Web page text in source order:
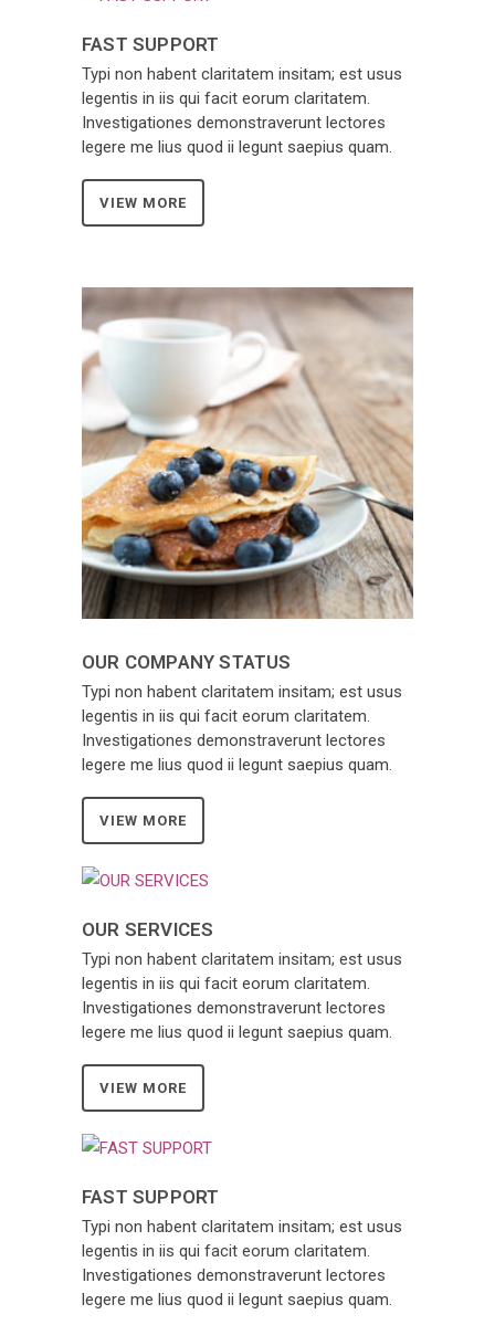
FAST SUPPORT
Typi non habent claritatem insitam; est usus
legentis in iis qui facit eorum claritatem.
Investigationes demonstraverunt lectores
legere me lius quod ii legunt saepius quam.
VIEW MORE
OUR COMPANY STATUS
Typi non habent claritatem insitam; est usus
legentis in iis qui facit eorum claritatem.
Investigationes demonstraverunt lectores
legere me lius quod ii legunt saepius quam.
VIEW MORE
OUR SERVICES
Typi non habent claritatem insitam; est usus
legentis in iis qui facit eorum claritatem.
Investigationes demonstraverunt lectores
legere me lius quod ii legunt saepius quam.
VIEW MORE
FAST SUPPORT
Typi non habent claritatem insitam; est usus
legentis in iis qui facit eorum claritatem.
Investigationes demonstraverunt lectores
legere me lius quod ii legunt saepius quam.